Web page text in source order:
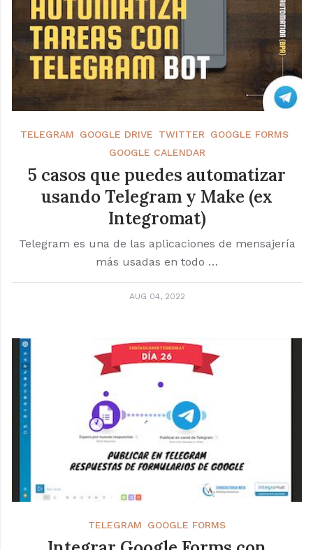
TELEGRAM GOOGLE DRIVE TWITTER GOOGLE FORMS
GOOGLE CALENDAR
5 casos que puedes automatizar
usando Telegram y Make (ex
Integromat)
Telegram es una de las aplicaciones de mensajería
más usadas en todo …
AUG 04, 2022
TELEGRAM GOOGLE FORMS